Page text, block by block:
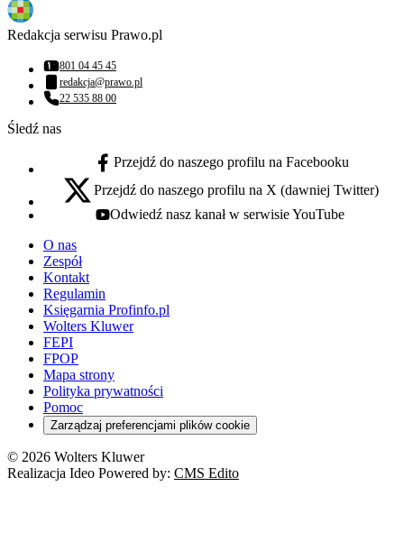
Redakcja serwisu Prawo.pl
Numer telefonu:
801 04 45 45
Adres email:
redakcja@prawo.pl
Numer telefonu:
22 535 88 00
Śledź nas
facebook - otwiera się w nowej karcie
Przejdź do naszego profilu na Facebooku
x - otwiera się w nowej karcie
Przejdź do naszego profilu na X (dawniej Twitter)
youtube - otwiera się w nowej karcie
Odwiedź nasz kanał w serwisie YouTube
O nas
Zespół
Kontakt
Regulamin
Księgarnia Profinfo.pl
Wolters Kluwer
FEPI
FPOP
Mapa strony
Polityka prywatności
Pomoc
Zarządzaj preferencjami plików cookie
© 2026 Wolters Kluwer
Realizacja Ideo Powered by: CMS Edito